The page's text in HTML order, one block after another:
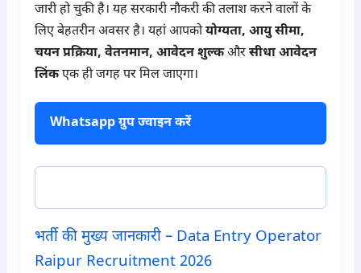
जारी हो चुकी है। यह सरकारी नौकरी की तलाश करने वालों के
लिए बेहतरीन अवसर है। यहां आपकोयोग्यता, आयु सीमा,
चयन प्रक्रिया, वेतनमान, आवेदन शुल्कऔरसीधा आवेदन
लिंकएक ही जगह पर मिल जाएगा।
Whatsapp ग्रुप ज्वाइन करें
भर्ती की मुख्य जानकारी – Data Entry Operator
Raipur Recruitment 2026